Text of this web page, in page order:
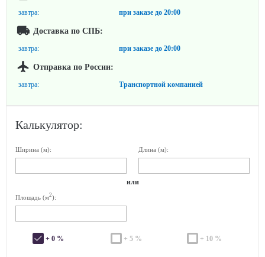
завтра: при заказе до 20:00
Доставка по СПБ:
завтра: при заказе до 20:00
Отправка по России:
завтра: Транспортной компанией
Калькулятор:
Ширина (м): Длина (м):
или
Площадь (м2):
+ 0 % + 5 % + 10 %